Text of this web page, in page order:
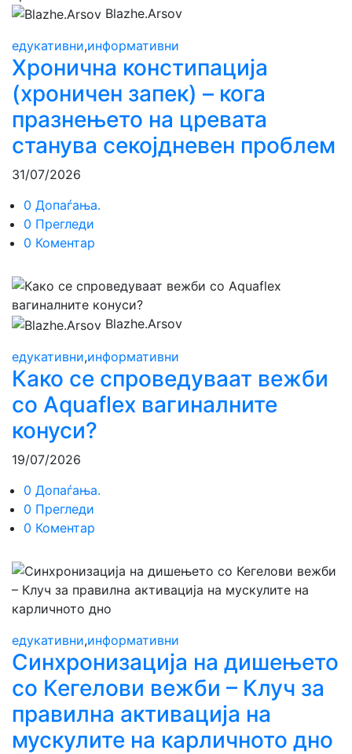
Blazhe.Arsov
едукативни,информативни
Хронична констипација
(хроничен запек) – кога
празнењето на цревата
станува секојдневен проблем
31/07/2026
0 Допаѓања.
0 Прегледи
0 Коментар
Blazhe.Arsov
едукативни,информативни
Како се спроведуваат вежби
со Aquaflex вагиналните
конуси?
19/07/2026
0 Допаѓања.
0 Прегледи
0 Коментар
едукативни,информативни
Синхронизација на дишењето
со Кегелови вежби – Клуч за
правилна активација на
мускулите на карличното дно